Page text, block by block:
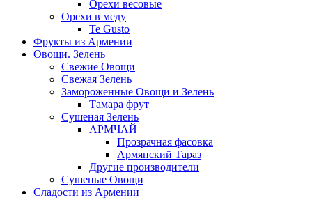
Орехи весовые
Орехи в меду
Te Gusto
Фрукты из Армении
Овощи. Зелень
Свежие Овощи
Свежая Зелень
Замороженные Овощи и Зелень
Тамара фрут
Сушеная Зелень
АРМЧАЙ
Прозрачная фасовка
Армянский Тараз
Другие производители
Сушеные Овощи
Сладости из Армении